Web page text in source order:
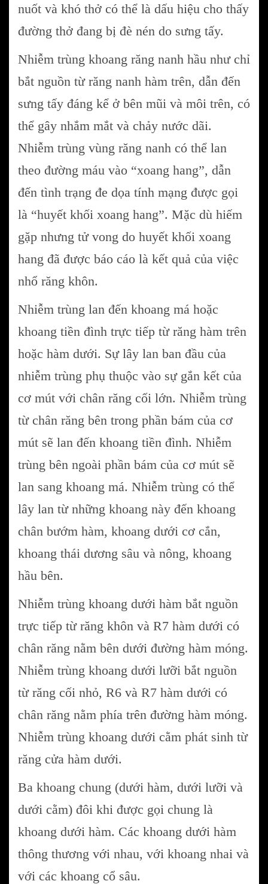
nuốt và khó thở có thể là dấu hiệu cho thấy
đường thở đang bị đè nén do sưng tấy.
Nhiễm trùng khoang răng nanh hầu như chỉ
bắt nguồn từ răng nanh hàm trên, dẫn đến
sưng tấy đáng kể ở bên mũi và môi trên, có
thể gây nhắm mắt và chảy nước dãi.
Nhiễm trùng vùng răng nanh có thể lan
theo đường máu vào “xoang hang”, dẫn
đến tình trạng đe dọa tính mạng được gọi
là “huyết khối xoang hang”. Mặc dù hiếm
gặp nhưng tử vong do huyết khối xoang
hang đã được báo cáo là kết quả của việc
nhổ răng khôn.
Nhiễm trùng lan đến khoang má hoặc
khoang tiền đình trực tiếp từ răng hàm trên
hoặc hàm dưới. Sự lây lan ban đầu của
nhiễm trùng phụ thuộc vào sự gắn kết của
cơ mút với chân răng cối lớn. Nhiễm trùng
từ chân răng bên trong phần bám của cơ
mút sẽ lan đến khoang tiền đình. Nhiễm
trùng bên ngoài phần bám của cơ mút sẽ
lan sang khoang má. Nhiễm trùng có thể
lây lan từ những khoang này đến khoang
chân bướm hàm, khoang dưới cơ cắn,
khoang thái dương sâu và nông, khoang
hầu bên.
Nhiễm trùng khoang dưới hàm bắt nguồn
trực tiếp từ răng khôn và R7 hàm dưới có
chân răng nằm bên dưới đường hàm móng.
Nhiễm trùng khoang dưới lưỡi bắt nguồn
từ răng cối nhỏ, R6 và R7 hàm dưới có
chân răng nằm phía trên đường hàm móng.
Nhiễm trùng khoang dưới cằm phát sinh từ
răng cửa hàm dưới.
Ba khoang chung (dưới hàm, dưới lưỡi và
dưới cằm) đôi khi được gọi chung là
khoang dưới hàm. Các khoang dưới hàm
thông thương với nhau, với khoang nhai và
với các khoang cổ sâu.